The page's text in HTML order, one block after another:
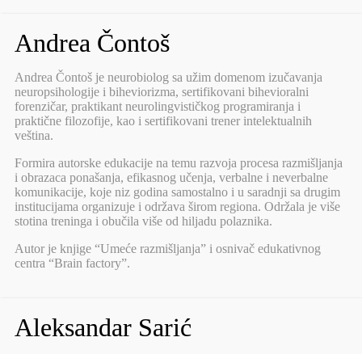
Andrea Čontoš
Andrea Čontoš je neurobiolog sa užim domenom izučavanja
neuropsihologije i biheviorizma, sertifikovani bihevioralni
forenzičar, praktikant neurolingvističkog programiranja i
praktične filozofije, kao i sertifikovani trener intelektualnih
veština.
Formira autorske edukacije na temu razvoja procesa razmišljanja
i obrazaca ponašanja, efikasnog učenja, verbalne i neverbalne
komunikacije, koje niz godina samostalno i u saradnji sa drugim
institucijama organizuje i održava širom regiona. Održala je više
stotina treninga i obučila više od hiljadu polaznika.
Autor je knjige “Umeće razmišljanja” i osnivač edukativnog
centra “Brain factory”.
Aleksandar Sarić